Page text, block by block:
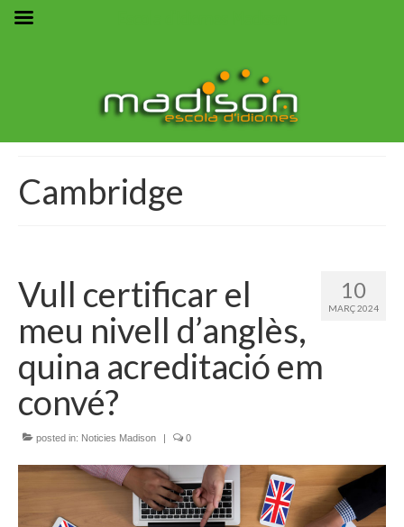
Cambridge
10
MARÇ 2024
Vull certificar el
meu nivell d’anglès,
quina acreditació em
convé?
posted in: Noticies Madison | 0